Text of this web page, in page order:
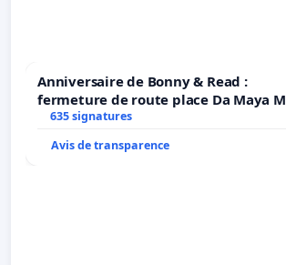
Anniversaire de Bonny & Read :
fermeture de route place Da Maya M
635 signatures
Avis de transparence